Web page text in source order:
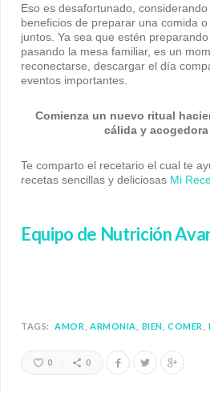
Eso es desafortunado,
beneficios de preparar una comida
juntos. Ya sea que estén
pasando la mesa familiar, es un
reconectarse, descargar el día
eventos importantes. ⠀
Comienza un nuevo ritual
cálida y
Te comparto el recetario el cual te
recetas sencillas y deliciosas Mi
Equipo de Nutrición
TAGS: AMOR ARMONIA BIEN COMER
0 0